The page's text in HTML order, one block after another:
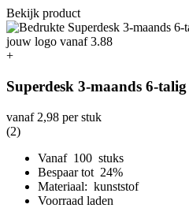
Bekijk product
+
Superdesk 3-maands 6-talig
vanaf 2,98 per stuk
(2)
Vanaf 100 stuks
Bespaar tot 24%
Materiaal: kunststof
Voorraad laden